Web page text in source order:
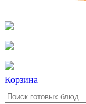
Корзина